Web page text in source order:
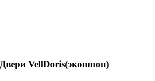
Двери VellDoris(экошпон)